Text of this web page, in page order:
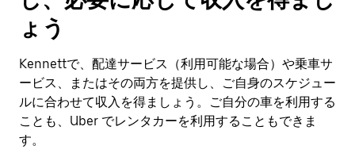
ン
ー
を
閉
じ
ま
す。
ょう
Kennettで、配達サービス（利用可能な場合）や乗車サ
ービス、またはその両方を提供し、ご自身のスケジュー
ルに合わせて収入を得ましょう。ご自分の車を利用する
ことも、Uber でレンタカーを利用することもできま
す。